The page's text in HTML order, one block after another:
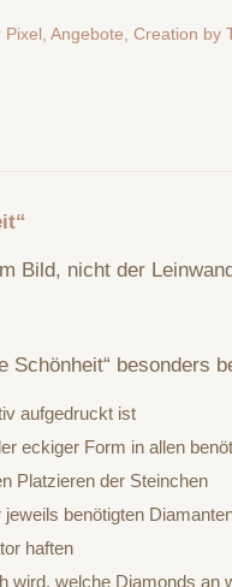
Pixel Angebote Creation by
Bild, nicht der
Schönheit“ besonders
aufgedruckt ist
eckiger Form in allen
Platzieren der Steinchen
benötigten
haften
wird, welche Diamonds